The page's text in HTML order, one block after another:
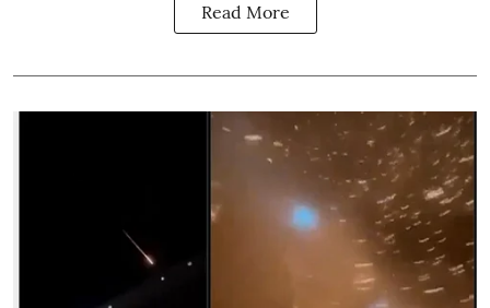
Read More